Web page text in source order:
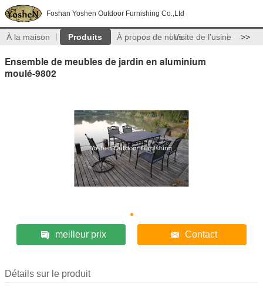
Foshan Yoshen Outdoor Furnishing Co.,Ltd
À la maison Produits À propos de nousVisite de l'usine >>
Ensemble de meubles de jardin en aluminium
moulé-9802
meilleur prix Contact
Détails sur le produit